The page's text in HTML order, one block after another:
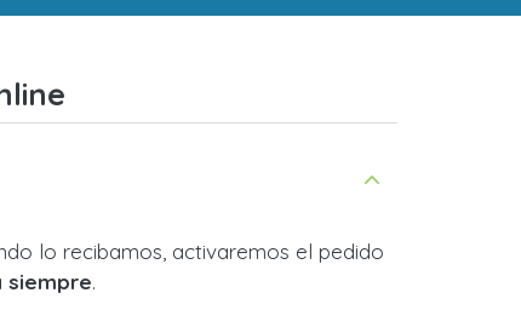
lo recibamos, activaremos el pedido
siempre.